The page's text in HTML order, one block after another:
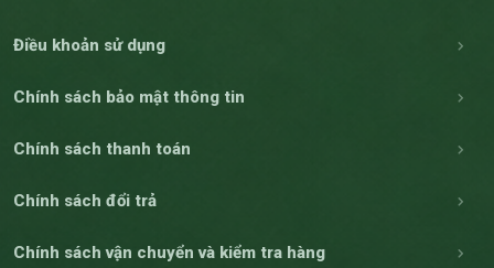
Điều khoản sử dụng
Chính sách bảo mật thông tin
Chính sách thanh toán
Chính sách đổi trả
Chính sách vận chuyển và kiểm tra hàng